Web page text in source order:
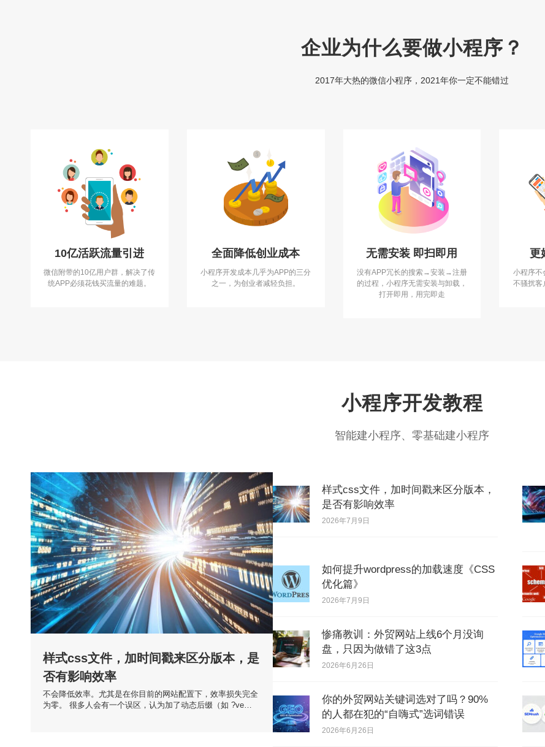
企业为什么要做小程序？
2017年大热的微信小程序，2021年你一定不能错过
10亿活跃流量引进
微信附带的10亿用户群，解决了传
统APP必须花钱买流量的难题。
全面降低创业成本
小程序开发成本几乎为APP的三分
之一，为创业者减轻负担。
无需安装 即扫即用
没有APP冗长的搜索→安装→注册
的过程，小程序无需安装与卸载，
打开即用，用完即走
更
小程序不
不骚扰客
小程序开发教程
智能建小程序、零基础建小程序
样式css文件，加时间戳来区分版本，是
否有影响效率
不会降低效率。尤其是在你目前的网站配置下，效率损失完全
为零。 很多人会有一个误区，认为加了动态后缀（如 ?ve…
样式css文件，加时间戳来区分版本，
是否有影响效率
2026年7月9日
如何提升wordpress的加载速度《CSS
优化篇》
2026年7月9日
惨痛教训：外贸网站上线6个月没询
盘，只因为做错了这3点
2026年6月26日
你的外贸网站关键词选对了吗？90%
的人都在犯的“自嗨式”选词错误
2026年6月26日